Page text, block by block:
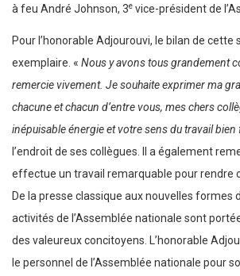
à feu André Johnson, 3e vice-président de
Pour l’honorable Adjourouvi, le bilan de cette
exemplaire. « Nous y avons tous grandement
remercie vivement. Je souhaite exprimer ma
chacune et chacun d’entre vous, mes chers
inépuisable énergie et votre sens du travail bien
l’endroit de ses collègues. Il a également
effectue un travail remarquable pour rendre
De la presse classique aux nouvelles formes
activités de l’Assemblée nationale sont
des valeureux concitoyens. L’honorable
le personnel de l’Assemblée nationale pour